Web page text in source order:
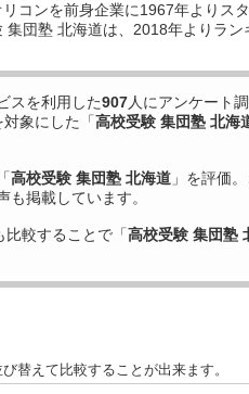
コンを前身企業に1967年よりス
集団塾 北海道は、2018年よりラ
スを利用した907人にアンケート
対象にした「高校受験 集団塾 北海
高校受験 集団塾 北海道 」を評価
掲載しています。
比較することで「高校受験 集団塾
替えて比較することが出来ます。